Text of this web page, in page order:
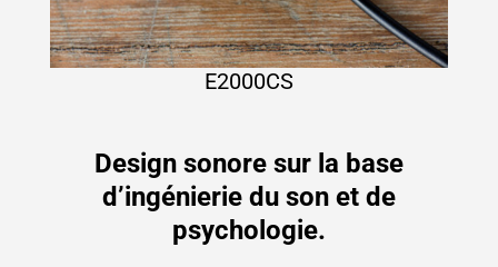
E2000CS
Design sonore sur la base
d’ingénierie du son et de
psychologie.